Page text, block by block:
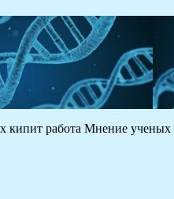
кипит работа Мнение